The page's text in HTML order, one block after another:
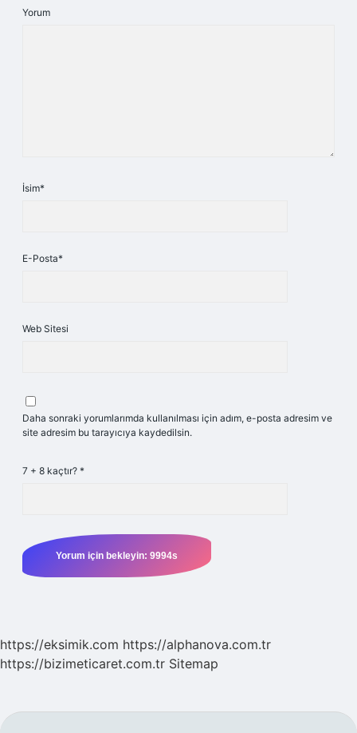
Yorum
İsim*
E-Posta*
Web Sitesi
Daha sonraki yorumlarımda kullanılması için adım, e-posta adresim ve
site adresim bu tarayıcıya kaydedilsin.
7 + 8 kaçtır? *
https://eksimik.com https://alphanova.com.tr
https://bizimeticaret.com.tr Sitemap